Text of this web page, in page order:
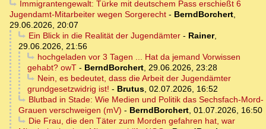
Immigrantengewalt: Türke mit deutschem Pass erschießt 6
Jugendamt-Mitarbeiter wegen Sorgerecht - BerndBorchert,
29.06.2026, 20:07
Ein Blick in die Realität der Jugendämter- Rainer,
29.06.2026, 21:56
hochgeladen vor 3 Tagen ... Hat da jemand Vorwissen
gehabt? owT - BerndBorchert, 29.06.2026, 23:28
Nein, es bedeutet, dass die Arbeit der Jugendämter
grundgesetzwidrig ist! - Brutus, 02.07.2026, 16:52
Blutbad in Stade: Wie Medien und Politik das Sechsfach-Mord-
Grauen verschweigen (mV) - BerndBorchert, 01.07.2026, 16:50
Die Frau, die den Täter zum Morden gefahren hat, war